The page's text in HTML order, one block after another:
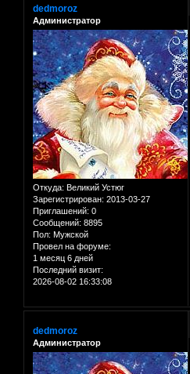
dedmoroz
Администратор
Откуда: Великий Устюг
Зарегистрирован: 2013-03-27
Приглашений: 0
Сообщений: 8895
Пол: Мужской
Провел на форуме:
1 месяц 6 дней
Последний визит:
2026-08-02 16:33:08
dedmoroz
Администратор